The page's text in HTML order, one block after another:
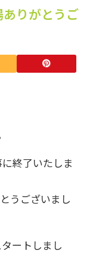
りがとうご
終了いたしま
うございまし
ートしまし